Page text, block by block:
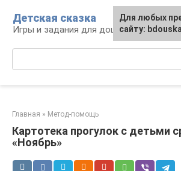
контенту
Детская сказка
Игры и задания для дошкольников
Главная » Метод-помощь
Картотека прогулок с детьми
«Ноябрь»
Для любых
сайту: